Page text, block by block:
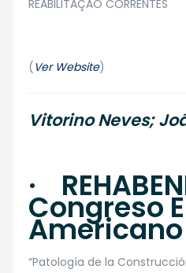
REABILITAÇÃO CORRENTES
( Ver Website)
Vitorino Neves;
·
Congreso
Americano
“Patología de la